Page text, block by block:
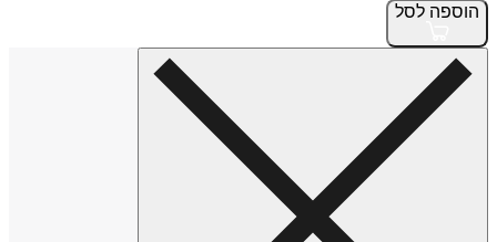
הוספה לסל